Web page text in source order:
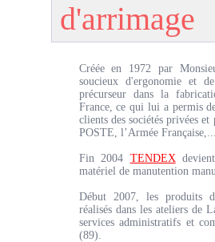
d'arrimage
Créée en 1972 par
soucieux d'ergonomie et
précurseur dans la
France, ce qui lui a permis
clients des sociétés privées
POSTE, l’Armée
Fin 2004 TENDEX
matériel de manutention
Début 2007, les produits
réalisés dans les ateliers de
services administratifs et
(89).